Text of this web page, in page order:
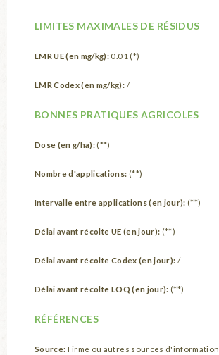
LIMITES MAXIMALES DE RÉSIDUS
LMR UE (en mg/kg): 0.01 (*)
LMR Codex (en mg/kg): /
BONNES PRATIQUES AGRICOLES
Dose (en g/ha): (**)
Nombre d'applications: (**)
Intervalle entre applications (en jour): (**)
Délai avant récolte UE (en jour): (**)
Délai avant récolte Codex (en jour): /
Délai avant récolte LOQ (en jour): (**)
RÉFÉRENCES
Source: Firme ou autres sources d'information